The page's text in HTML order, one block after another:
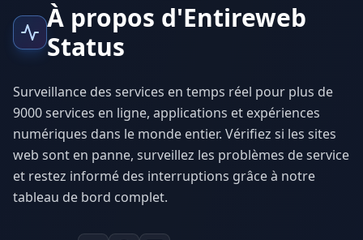
À propos d'Entireweb
Status
Surveillance des services en temps réel pour plus de
9000 services en ligne, applications et expériences
numériques dans le monde entier. Vérifiez si les sites
web sont en panne, surveillez les problèmes de service
et restez informé des interruptions grâce à notre
tableau de bord complet.